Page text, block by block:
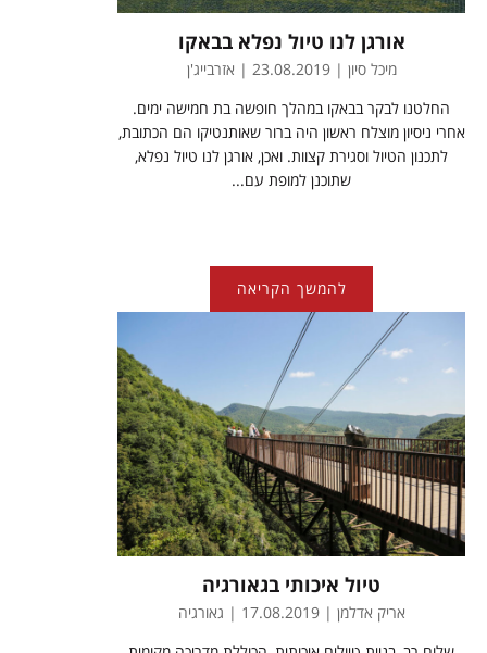
אורגן לנו טיול נפלא בבאקו
מיכל סיון | 23.08.2019 | אזרבייג'ן
החלטנו לבקר בבאקו במהלך חופשה בת חמישה ימים.
אחרי ניסיון מוצלח ראשון היה ברור שאותנטיקו הם הכתובת,
לתכנון הטיול וסגירת קצוות. ואכן, אורגן לנו טיול נפלא,
שתוכנן למופת עם...
להמשך הקריאה
טיול איכותי בגאורגיה
אריק אדלמן | 17.08.2019 | גאורגיה